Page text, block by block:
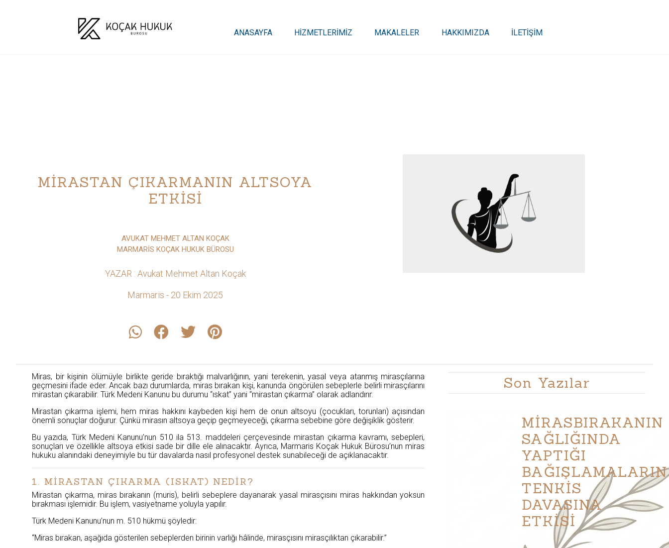
ANASAYFA HİZMETLERİMİZ MAKALELER HAKKIMIZDA İLETİŞİM
MİRASTAN ÇIKARMANIN ALTSOYA
ETKİSİ
AVUKAT MEHMET ALTAN KOÇAK
MARMARİS KOÇAK HUKUK BÜROSU
YAZAR : Avukat Mehmet Altan Koçak
Marmaris - 20 Ekim 2025
Miras, bir kişinin ölümüyle birlikte geride bıraktığı malvarlığının, yani terekenin, yasal veya atanmış mirasçılarına
geçmesini ifade eder. Ancak bazı durumlarda, miras bırakan kişi, kanunda öngörülen sebeplerle belirli mirasçılarını
mirastan çıkarabilir. Türk Medeni Kanunu bu durumu “ıskat” yani “mirastan çıkarma” olarak adlandırır.
Mirastan çıkarma işlemi, hem miras hakkını kaybeden kişi hem de onun altsoyu (çocukları, torunları) açısından
önemli sonuçlar doğurur. Çünkü mirasın altsoya geçip geçmeyeceği, çıkarma sebebine göre değişiklik gösterir.
Bu yazıda, Türk Medeni Kanunu’nun 510 ila 513. maddeleri çerçevesinde mirastan çıkarma kavramı, sebepleri,
sonuçları ve özellikle altsoya etkisi sade bir dille ele alınacaktır. Ayrıca, Marmaris Koçak Hukuk Bürosu’nun miras
hukuku alanındaki deneyimiyle bu tür davalarda nasıl profesyonel destek sunabileceği de açıklanacaktır.
1. MİRASTAN ÇIKARMA (ISKAT) NEDİR?
Mirastan çıkarma, miras bırakanın (muris), belirli sebeplere dayanarak yasal mirasçısını miras hakkından yoksun
bırakması işlemidir. Bu işlem, vasiyetname yoluyla yapılır.
Türk Medeni Kanunu’nun m. 510 hükmü şöyledir:
“Miras bırakan, aşağıda gösterilen sebeplerden birinin varlığı hâlinde, mirasçısını mirasçılıktan çıkarabilir.”
Son Yazılar
MİRASBIRAKANIN
SAĞLIĞINDA
YAPTIĞI
BAĞIŞLAMALARIN
TENKİS
DAVASINA
ETKİSİ